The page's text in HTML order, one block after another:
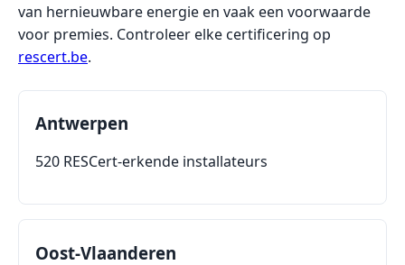
van hernieuwbare energie en vaak een voorwaarde
voor premies. Controleer elke certificering op
rescert.be.
Antwerpen
520 RESCert-erkende installateurs
Oost-Vlaanderen